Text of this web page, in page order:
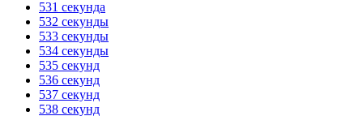
531 секунда
532 секунды
533 секунды
534 секунды
535 секунд
536 секунд
537 секунд
538 секунд